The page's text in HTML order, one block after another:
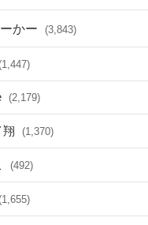
かー (3,843)
(2,179)
翔 (1,370)
(492)